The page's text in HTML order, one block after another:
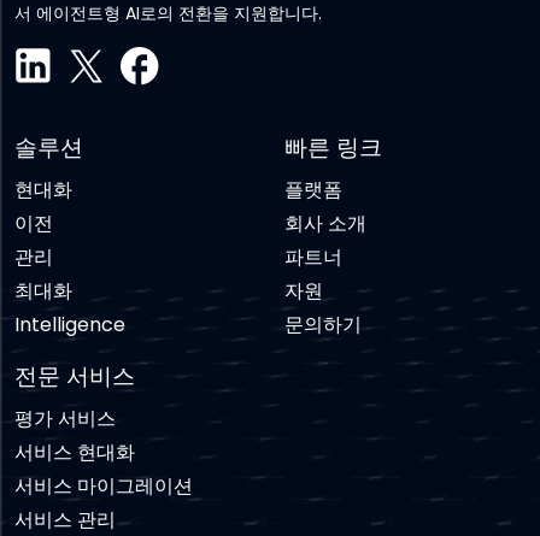
서 에이전트형 AI로의 전환을 지원합니다.
솔루션
현대화
이전
관리
최대화
Intelligence
전문 서비스
평가 서비스
서비스 현대화
서비스 마이그레이션
서비스 관리
빠른 링크
플랫폼
회사 소개
파트너
자원
문의하기